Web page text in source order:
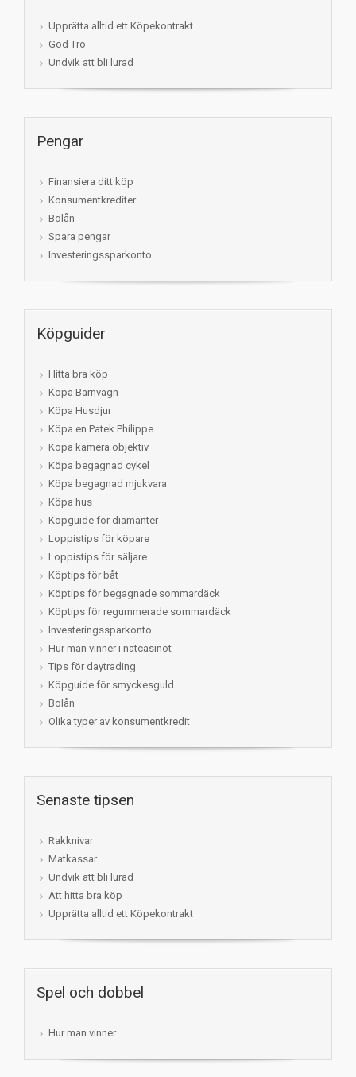
Upprätta alltid ett Köpekontrakt
God Tro
Undvik att bli lurad
Pengar
Finansiera ditt köp
Konsumentkrediter
Bolån
Spara pengar
Investeringssparkonto
Köpguider
Hitta bra köp
Köpa Barnvagn
Köpa Husdjur
Köpa en Patek Philippe
Köpa kamera objektiv
Köpa begagnad cykel
Köpa begagnad mjukvara
Köpa hus
Köpguide för diamanter
Loppistips för köpare
Loppistips för säljare
Köptips för båt
Köptips för begagnade sommardäck
Köptips för regummerade sommardäck
Investeringssparkonto
Hur man vinner i nätcasinot
Tips för daytrading
Köpguide för smyckesguld
Bolån
Olika typer av konsumentkredit
Senaste tipsen
Rakknivar
Matkassar
Undvik att bli lurad
Att hitta bra köp
Upprätta alltid ett Köpekontrakt
Spel och dobbel
Hur man vinner